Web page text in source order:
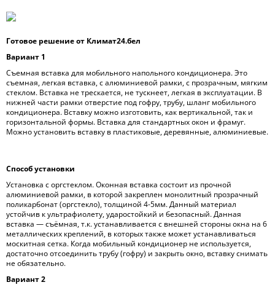
Готовое решение от Климат24.бел
Вариант 1
Съемная вставка для мобильного напольного кондиционера. Это
съемная, легкая вставка, с алюминиевой рамки, с прозрачным, мягким
стеклом. Вставка не трескается, не тускнеет, легкая в эксплуатации. В
нижней части рамки отверстие под гофру, трубу, шланг мобильного
кондиционера. Вставку можно изготовить, как вертикальной, так и
горизонтальной формы. Вставка для стандартных окон и фрамуг.
Можно установить вставку в пластиковые, деревянные, алюминиевые.
Способ установки
Установка с оргстеклом. Оконная вставка состоит из прочной
алюминиевой рамки, в которой закреплен монолитный прозрачный
поликарбонат (оргстекло), толщиной 4-5мм. Данный материал
устойчив к ультрафиолету, ударостойкий и безопасный. Данная
вставка — съёмная, т.к. устанавливается с внешней стороны окна на 6
металлических креплений, в которых также может устанавливаться
москитная сетка. Когда мобильный кондиционер не используется,
достаточно отсоединить трубу (гофру) и закрыть окно, вставку снимать
не обязательно.
Вариант 2